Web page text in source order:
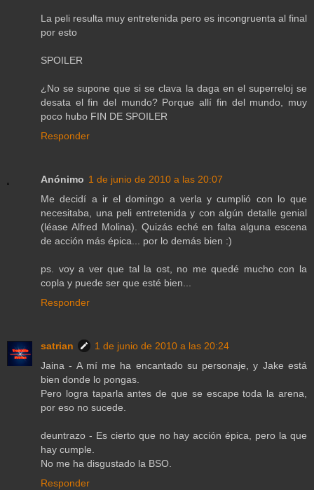
La peli resulta muy entretenida pero es incongruenta al final
por esto
SPOILER
¿No se supone que si se clava la daga en el superreloj se
desata el fin del mundo? Porque allí fin del mundo, muy
poco hubo FIN DE SPOILER
Responder
Anónimo 1 de junio de 2010 a las 20:07
Me decidí a ir el domingo a verla y cumplió con lo que
necesitaba, una peli entretenida y con algún detalle genial
(léase Alfred Molina). Quizás eché en falta alguna escena
de acción más épica... por lo demás bien :)
ps. voy a ver que tal la ost, no me quedé mucho con la
copla y puede ser que esté bien...
Responder
satrian
1 de junio de 2010 a las 20:24
Jaina - A mí me ha encantado su personaje, y Jake está
bien donde lo pongas.
Pero logra taparla antes de que se escape toda la arena,
por eso no sucede.
deuntrazo - Es cierto que no hay acción épica, pero la que
hay cumple.
No me ha disgustado la BSO.
Responder